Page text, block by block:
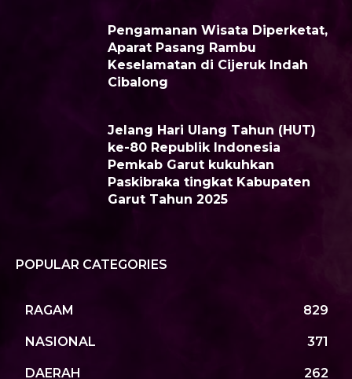
Pengamanan Wisata Diperketat,
Aparat Pasang Rambu
Keselamatan di Cijeruk Indah
Cibalong
Jelang Hari Ulang Tahun (HUT)
ke-80 Republik Indonesia
Pemkab Garut kukuhkan
Paskibraka tingkat Kabupaten
Garut Tahun 2025
POPULAR CATEGORIES
RAGAM 829
NASIONAL 371
DAERAH 262